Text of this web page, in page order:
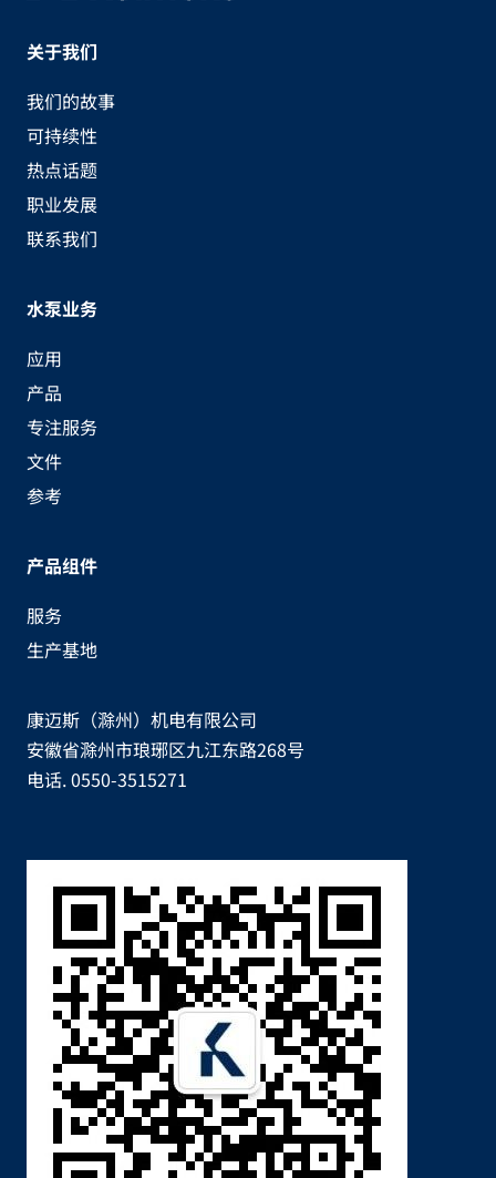
康迈斯（滁州）机电有限公司
安徽省滁州市琅琊区九江东路268号
电话. 0550-3515271
关于我们
我们的故事
可持续性
热点话题
职业发展
联系我们
水泵业务
应用
产品
专注服务
文件
参考
产品组件
服务
生产基地